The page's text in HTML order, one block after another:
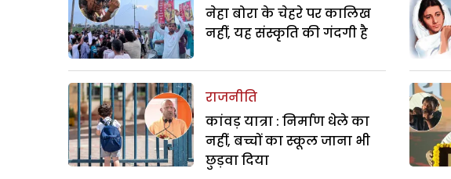
नेहा बोरा के चेहरे पर कालिख
नहीं, यह संस्कृति की गंदगी है
राजनीति
कांवड़ यात्रा : निर्माण धेले का
नहीं, बच्चों का स्कूल जाना भी
छुड़वा दिया